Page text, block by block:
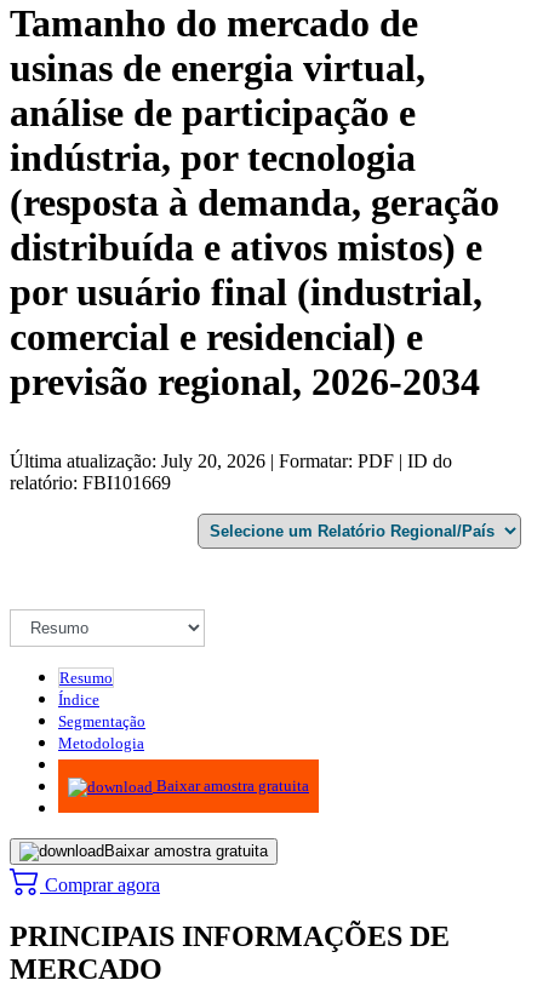
Tamanho do mercado de
usinas de energia virtual,
análise de participação e
indústria, por tecnologia
(resposta à demanda, geração
distribuída e ativos mistos) e
por usuário final (industrial,
comercial e residencial) e
previsão regional, 2026-2034
Última atualização: July 20, 2026 | Formatar: PDF | ID do
relatório: FBI101669
Resumo
Índice
Segmentação
Metodologia
Infográficos
Baixar amostra gratuita
Baixar amostra gratuita
Comprar agora
PRINCIPAIS INFORMAÇÕES DE
MERCADO